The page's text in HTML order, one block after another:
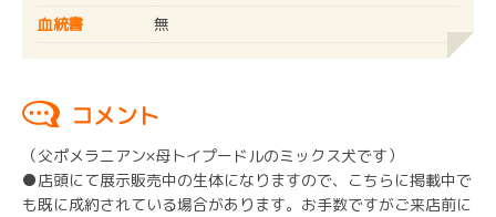
血統書
無
コメント
（父ポメラニアン×母トイプードルのミックス犬です）
●店頭にて展示販売中の生体になりますので、こちらに掲載中で
も既に成約されている場合があります。お手数ですがご来店前に